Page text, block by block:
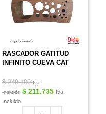
RASCADOR GATITUD
INFINITO CUEVA CAT
$249.100 Iva
Incluido $ 211.735 Iva
Incluido